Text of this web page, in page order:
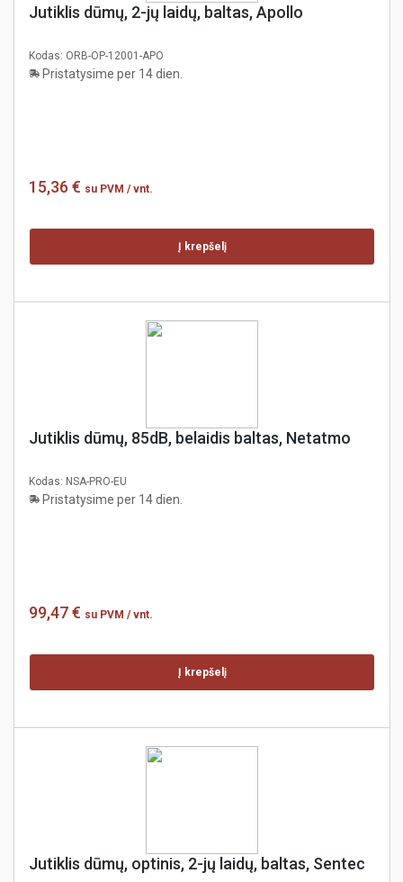
Jutiklis dūmų, 2-jų laidų, baltas, Apollo
Kodas: ORB-OP-12001-APO
Pristatysime per 14 dien.
15,36 € su PVM / vnt.
Į krepšelį
Jutiklis dūmų, 85dB, belaidis baltas, Netatmo
Kodas: NSA-PRO-EU
Pristatysime per 14 dien.
99,47 € su PVM / vnt.
Į krepšelį
Jutiklis dūmų, optinis, 2-jų laidų, baltas, Sentec